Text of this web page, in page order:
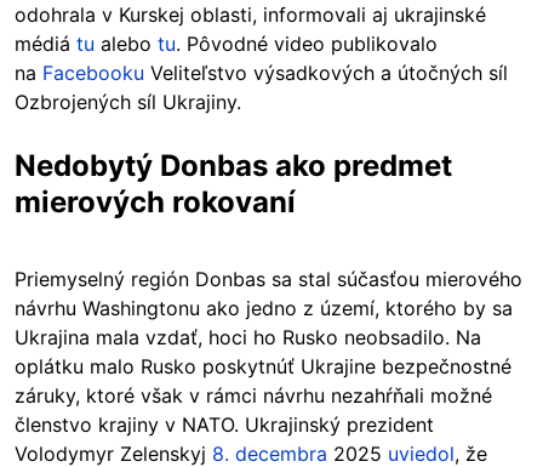
odohrala v Kurskej oblasti, informovali aj ukrajinské
médiá tu alebo tu. Pôvodné video publikovalo
na Facebooku Veliteľstvo výsadkových a útočných síl
Ozbrojených síl Ukrajiny.
Nedobytý Donbas ako predmet
mierových rokovaní
Priemyselný región Donbas sa stal súčasťou mierového
návrhu Washingtonu ako jedno z území, ktorého by sa
Ukrajina mala vzdať, hoci ho Rusko neobsadilo. Na
oplátku malo Rusko poskytnúť Ukrajine bezpečnostné
záruky, ktoré však v rámci návrhu nezahŕňali možné
členstvo krajiny v NATO. Ukrajinský prezident
Volodymyr Zelenskyj 8. decembra 2025 uviedol, že